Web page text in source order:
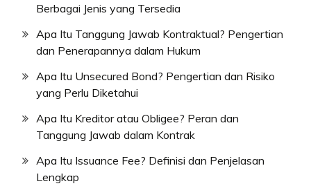
Berbagai Jenis yang Tersedia
Apa Itu Tanggung Jawab Kontraktual? Pengertian
dan Penerapannya dalam Hukum
Apa Itu Unsecured Bond? Pengertian dan Risiko
yang Perlu Diketahui
Apa Itu Kreditor atau Obligee? Peran dan
Tanggung Jawab dalam Kontrak
Apa Itu Issuance Fee? Definisi dan Penjelasan
Lengkap